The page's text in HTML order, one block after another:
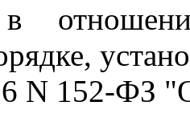
в
N 152-ФЗ